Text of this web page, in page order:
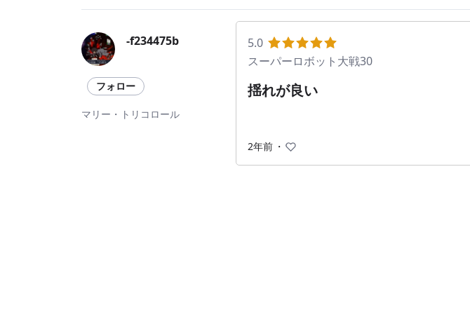
5.0
スーパーロボット大戦30
揺れが良い
2年前 ・
-f234475b
フォロー
マリー・トリコロール